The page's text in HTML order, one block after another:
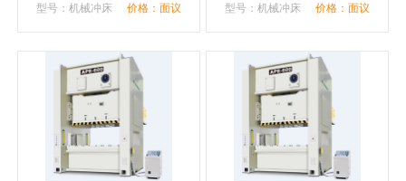
型号：机械冲床 价格：面议 型号：机械冲床 价格：面议